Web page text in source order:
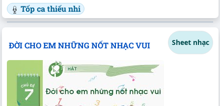
Tốp ca thiếu nhi
ĐỜI CHO EM NHỮNG NỐT NHẠC VUI Sheet nhạc